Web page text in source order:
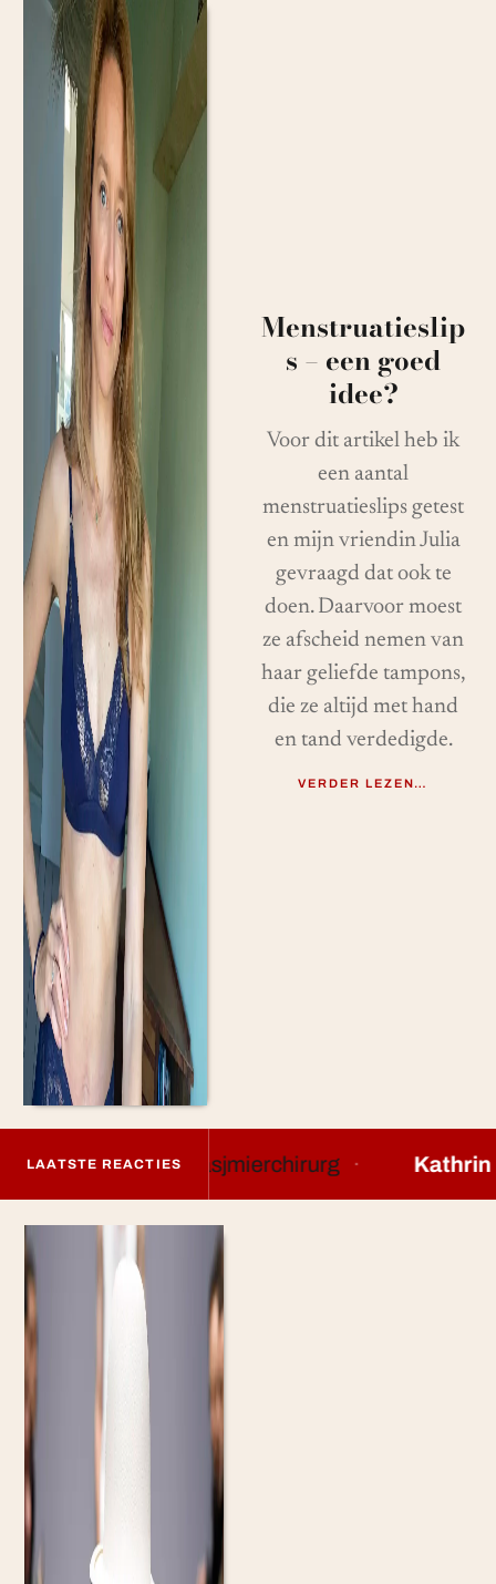
Menstruatieslip
s – een goed
idee?
Voor dit artikel heb ik
een aantal
menstruatieslips getest
en mijn vriendin Julia
gevraagd dat ook te
doen. Daarvoor moest
ze afscheid nemen van
haar geliefde tampons,
die ze altijd met hand
en tand verdedigde.
VERDER LEZEN…
LAATSTE REACTIES
De kasjmierchirurg · Kathrin Bierlingbij